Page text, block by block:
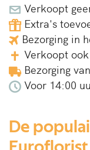
Verkoopt
Extra's
Bezorging in
Verkoopt
Bezorging
Voor 14:00
De